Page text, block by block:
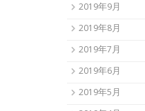
2019年9月
2019年8月
2019年7月
2019年6月
2019年5月